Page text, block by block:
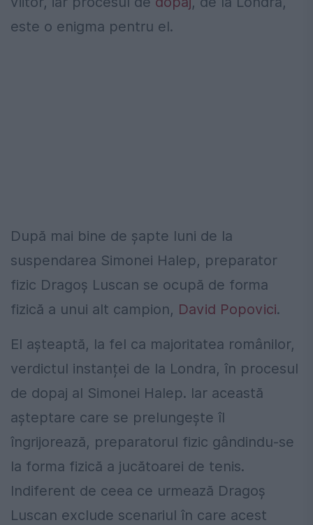
este o enigma pentru el.
După mai bine de șapte luni de la
suspendarea Simonei Halep, preparator
fizic Dragoș Luscan se ocupă de forma
fizică a unui alt campion, David Popovici.
El așteaptă, la fel ca majoritatea românilor,
verdictul instanței de la Londra, în procesul
de dopaj al Simonei Halep. Iar această
așteptare care se prelungește îl
îngrijorează, preparatorul fizic gândindu-se
la forma fizică a jucătoarei de tenis.
Indiferent de ceea ce urmează Dragoș
Luscan exclude scenariul în care acest